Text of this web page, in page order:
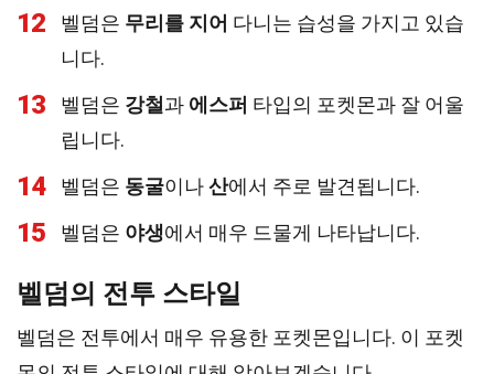
12 벨덤은 무리를 지어 다니는 습성을 가지고 있습
니다.
13 벨덤은 강철 과 에스퍼 타입의 포켓몬과 잘 어울
립니다.
14 벨덤은 동굴이나산에서 주로 발견됩니다.
15 벨덤은 야생에서 매우 드물게 나타납니다.
벨덤의 전투 스타일
벨덤은 전투에서 매우 유용한 포켓몬입니다. 이 포켓